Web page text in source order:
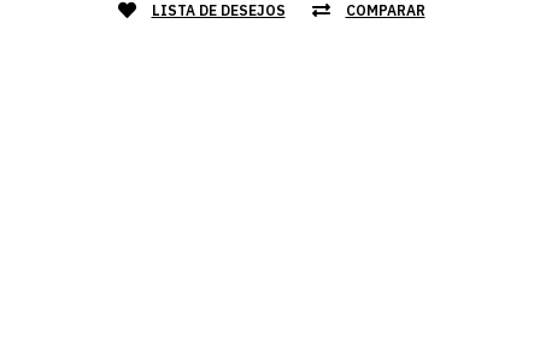
LISTA DE DESEJOS COMPARAR